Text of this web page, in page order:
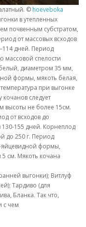
© hoeveboka
в утепленных
почвенным субстратом,
от массовых всходов
дней. Период
массовой спелости
диаметром 35 мм,
формы, мякоть белая,
при выгонке
следует
высоты не более 15см.
от всходов до
130-155 дней. Корнеплод
до 250 г. Период
яйцевидной формы,
см. Мякоть кочана
выгонки); Витлуф
Тардиво (для
Бланка. Так что,
с чем